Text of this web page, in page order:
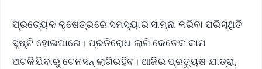
ପ୍ରତ୍ୟେକ କ୍ଷେତ୍ରରେ ସମସ୍ୟାର ସାମ୍ନା କରିବା ପରିସ୍ଥିତି
ସୃଷ୍ଟି ହୋଇପାରେ। ପ୍ରତିରୋଧ ଲାଗି କେତେକ କାମ
ଅଟକିଯିବାରୁ ଟେନସନ୍ ଲାଗିରହିବ। ଆଜିର ପ୍ରତ୍ୟୁଷ ଯାତ୍ରା,